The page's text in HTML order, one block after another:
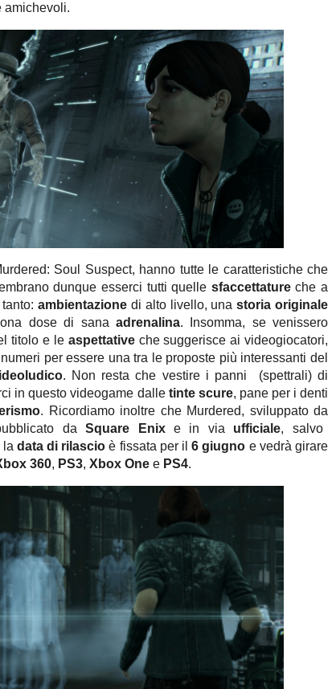
amichevoli.
Soul Suspect, hanno tutte le caratteristiche che
dunque esserci tutti quelle sfaccettatureche a
ambientazionedi alto livello, unastoria originale
dose di sana adrenalina. Insomma, se venissero
titolo e le aspettativeche suggerisce ai videogiocatori,
per essere una tra le proposte più interessanti del
. Non resta che vestire i panni (spettrali) di
in questo videogame dalle tinte scure, pane per i denti
. Ricordiamo inoltre che Murdered, sviluppato da
daSquare Enixe in via ufficiale, salvo
la data di rilascio è fissata per il6 giugno e vedrà girare
360, PS3, Xbox One e PS4.